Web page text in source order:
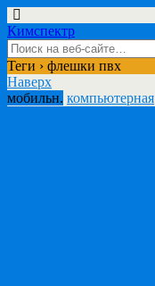
Кимспектр
Теги › флешки пвх
Наверх
мобильн. компьютерная